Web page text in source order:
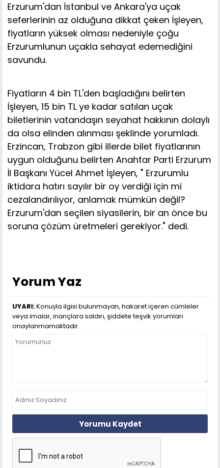
Erzurum'dan İstanbul ve Ankara'ya uçak
seferlerinin az olduğuna dikkat çeken İşleyen,
fiyatların yüksek olması nedeniyle çoğu
Erzurumlunun uçakla sehayat edemediğini
savundu.
Fiyatların 4 bin TL'den başladığını belirten
İşleyen, 15 bin TL ye kadar satılan uçak
biletlerinin vatandaşın seyahat hakkının dolaylı
da olsa elinden alınması şeklinde yorumladı.
Erzincan, Trabzon gibi illerde bilet fiyatlarının
uygun olduğunu belirten Anahtar Parti Erzurum
İl Başkanı Yücel Ahmet İşleyen, " Erzurumlu
iktidara hatırı sayılır bir oy verdiği için mi
cezalandırılıyor, anlamak mümkün değil?
Erzurum'dan seçilen siyasilerin, bir an önce bu
soruna çözüm üretmeleri gerekiyor." dedi.
Yorum Yaz
UYARI:Konuyla ilgisi bulunmayan, hakaret içeren cümleler
veya imalar, inançlara saldırı, şiddete teşvik yorumları
onaylanmamaktadır.
Yorumu Kaydet